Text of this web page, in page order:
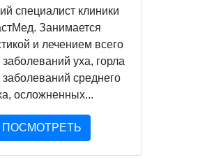
специалист клиники
Занимается
и лечением всего
заболеваний уха, горла
заболеваний среднего
осложненных...
ПОСМОТРЕТЬ